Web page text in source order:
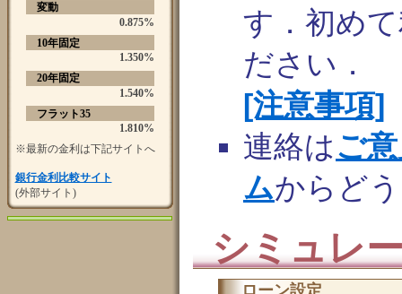
変動
0.875%
10年固定
1.350%
20年固定
1.540%
フラット35
1.810%
※最新の金利は下記サイトへ
銀行金利比較サイト
(外部サイト)
す．初め
ださい．
[注意事項]
連絡はご
ムからど
シミュレ
ローン設定